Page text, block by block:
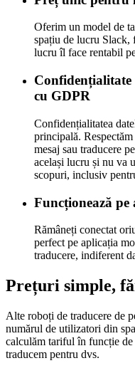
Oferim un model de
spațiu de lucru Slack,
lucru îl face rentabil
cu GDPR
Confidențialitatea
principală.
mesaj sau traducere
același lucru și nu va
scopuri, inclusiv
Funcționează
Rămâneți conectat
perfect pe aplicația
traducere, indiferent
Prețuri simple,
Alte roboți de traducere de
numărul de utilizatori din
calculăm tariful în funcție de
traducem pentru dvs.